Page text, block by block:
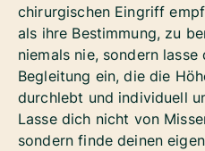
chirurgischen Eingriff
als ihre Bestimmung, zu
niemals nie, sondern
Begleitung ein, die die
durchlebt und individuell
Lasse dich nicht von
sondern finde deinen